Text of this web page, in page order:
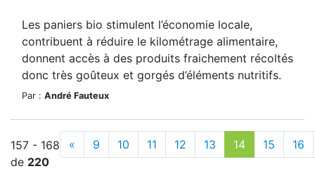
Les paniers bio stimulent l’économie locale,
contribuent à réduire le kilométrage alimentaire,
donnent accès à des produits fraichement récoltés
donc très goûteux et gorgés d’éléments nutritifs.
Par : André Fauteux
157 - 168
de 220
« 9 10 11 12 13 14 15 16